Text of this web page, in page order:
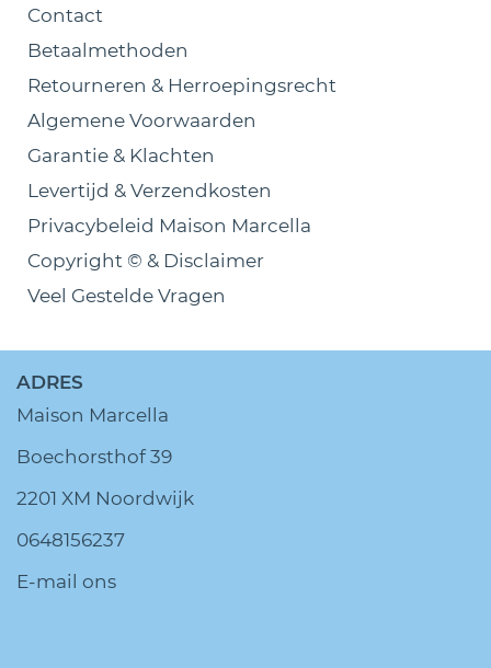
Contact
Betaalmethoden
Retourneren & Herroepingsrecht
Algemene Voorwaarden
Garantie & Klachten
Levertijd & Verzendkosten
Privacybeleid Maison Marcella
Copyright © & Disclaimer
Veel Gestelde Vragen
ADRES
Maison Marcella
Boechorsthof 39
2201 XM Noordwijk
0648156237
E-mail ons